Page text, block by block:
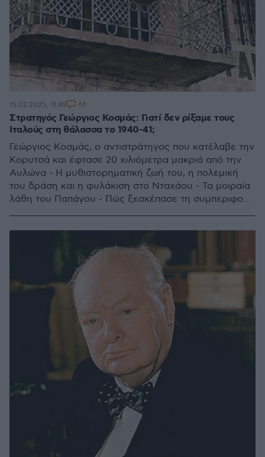
Στρατηγός Γεώργιος Κοσμάς: Γιατί δεν ρίξαμε τους
Ιταλούς στη θάλασσα το 1940-41;
Γεώργιος Κοσμάς, ο αντιστράτηγος που κατέλαβε την
Κορυτσά και έφτασε 20 χιλιόμετρα μακριά από την
Αυλώνα - Η μυθιστορηματική ζωή του, η πολεμική
του δράση και η φυλάκιση στο Νταχάου - Τα μοιραία
λάθη του Παπάγου - Πώς ξεσκέπασε τη συμπεριφορά
15.02.2025, 11:49 66